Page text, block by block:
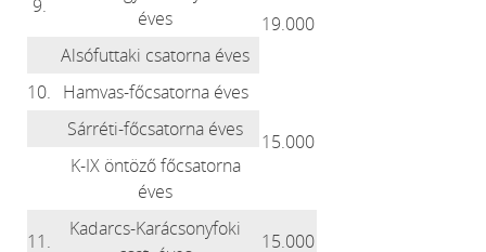
9.
éves
19.000
Alsófuttaki csatorna éves
10. Hamvas-főcsatorna éves
15.000
Sárréti-főcsatorna éves
K-IX öntöző főcsatorna
éves
11.
Kadarcs-Karácsonyfoki
15.000